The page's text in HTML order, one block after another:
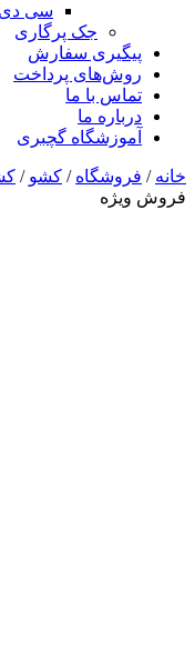
سی دی
جک پرگاری
پیگیری سفارش
روش‌های پرداخت
تماس با ما
درباره ما
آموزشگاه گچبری
خانه / فروشگاه / کشو /
فروش ویژه